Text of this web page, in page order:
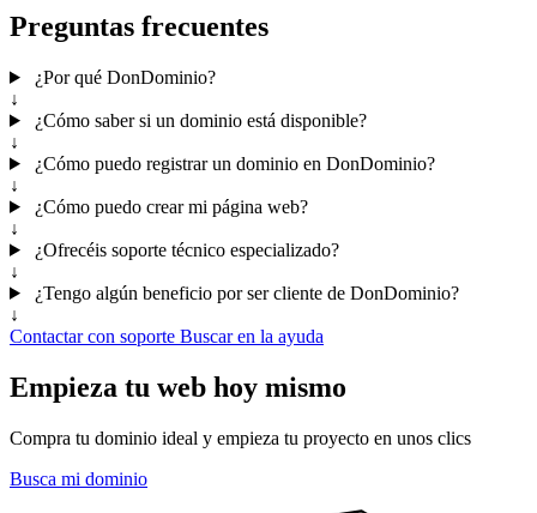
Preguntas frecuentes
¿Por qué DonDominio?
↓
¿Cómo saber si un dominio está disponible?
↓
¿Cómo puedo registrar un dominio en DonDominio?
↓
¿Cómo puedo crear mi página web?
↓
¿Ofrecéis soporte técnico especializado?
↓
¿Tengo algún beneficio por ser cliente de DonDominio?
↓
Contactar con soporte Buscar en la ayuda
Empieza tu web hoy mismo
Compra tu dominio ideal y empieza tu proyecto en unos clics
Busca mi dominio